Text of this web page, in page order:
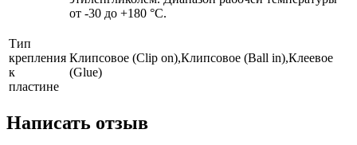
от -30 до +180 °С.
Тип
крепления
к
пластине
Клипсовое (Clip on),Клипсовое (Ball in),Клеевое
(Glue)
Написать отзыв